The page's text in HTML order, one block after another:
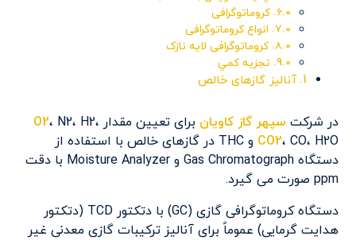
کروماتوگرافی
انواع کروماتوگرافی
کروماتوگرافی لایه نازک
تجزيه كمي
آنالیز گازهای خالص
در شرکت سپهر گاز کاویان برای تعیین مقدار O2، N2، H2،
CO2
، CO، H2O و THC در گازهای خالص با استفاده از
دستگاه Gas Chromatograph و Moisture Analyzer با دقت
ppm صورت می گیرد.
دستگاه کروماتوگرافی گازی (GC) با دتکتور TCD (دتکتور
هدایت گرمایی) عموماً برای آنالیز ترکیبات گازی معدنی غیر